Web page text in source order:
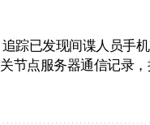
追踪已发现间谍人员手
关节点服务器通信记录